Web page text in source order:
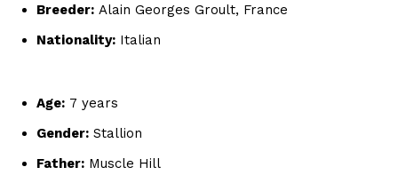
Breeder: Alain Georges Groult, France
Nationality: Italian
Age: 7 years
Gender: Stallion
Father: Muscle Hill